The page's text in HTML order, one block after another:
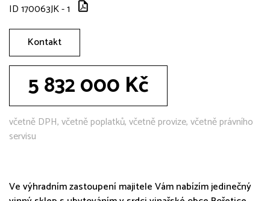
ID 170063JK - 1
Kontakt
5 832 000 Kč
včetně DPH, včetně poplatků, včetně provize, včetně právního
servisu
Ve výhradním zastoupení majitele Vám nabízím jedinečný